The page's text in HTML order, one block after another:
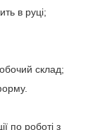
в руці;
склад;
по роботі з